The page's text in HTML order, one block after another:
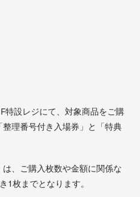
特設レジにて、対象商品をご購
理番号付き入場券」と「特典
、ご購入枚数や金額に関係な
1枚までとなります。